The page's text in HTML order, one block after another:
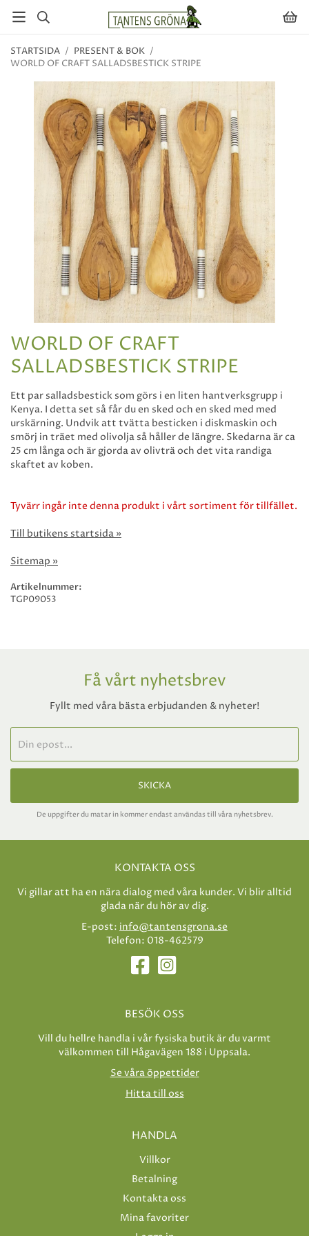
STARTSIDA / PRESENT & BOK /
WORLD OF CRAFT SALLADSBESTICK STRIPE
WORLD OF CRAFT
SALLADSBESTICK STRIPE
Ett par salladsbestick som görs i en liten hantverksgrupp i
Kenya. I detta set så får du en sked och en sked med med
urskärning. Undvik att tvätta besticken i diskmaskin och
smörj in träet med olivolja så håller de längre. Skedarna är ca
25 cm långa och är gjorda av olivträ och det vita randiga
skaftet av koben.
Tyvärr ingår inte denna produkt i vårt sortiment för tillfället.
Till butikens startsida »
Sitemap »
Artikelnummer:
TGP09053
Få vårt nyhetsbrev
Fyllt med våra bästa erbjudanden & nyheter!
SKICKA
De uppgifter du matar in kommer endast användas till våra nyhetsbrev.
KONTAKTA OSS
Vi gillar att ha en nära dialog med våra kunder. Vi blir alltid
glada när du hör av dig.
E-post: info@tantensgrona.se
Telefon: 018-462579
BESÖK OSS
Vill du hellre handla i vår fysiska butik är du varmt
välkommen till Hågavägen 188 i Uppsala.
Se våra öppettider
Hitta till oss
HANDLA
Villkor
Betalning
Kontakta oss
Mina favoriter